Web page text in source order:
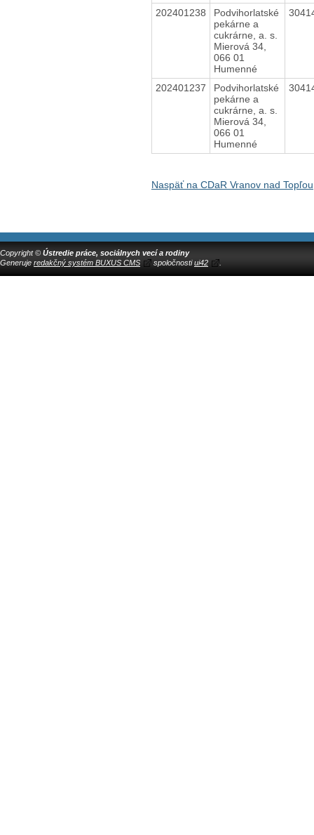
202401238
Podvihorlatské
pekárne a
cukrárne, a. s.
Mierová 34,
066 01
Humenné
202401237
Podvihorlatské
pekárne a
cukrárne, a. s.
Mierová 34,
066 01
Humenné
Naspäť na CDaR Vranov nad
Copyright © Ústredie práce, sociálnych vecí a rodiny
Generuje redakčný systém BUXUS CMS spoločnostiui42